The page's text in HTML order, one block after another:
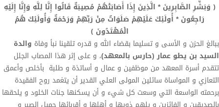
﴿ وَبَشِّرِ الصَّابِرِينَ * الَّذِينَ إِذَا أَصَابَتْهُمْ مُصِيبَةٌ قَالُوا إِنَّا لِلَّهِ وَإِنَّا إِلَيْهِ
رَاجِعُونَ * أُولَئِكَ عَلَيْهِمْ صَلَوَاتٌ مِنْ رَبِّهِمْ وَرَحْمَةٌ وَأُولَئِكَ هُمُ
الْمُهْتَدُونَ ﴾
ببالغ الحزن و الأسى و تسليما بقضاء الله و قدره تلقينا نبأ وفاة والدة
السيد بن يطو عمار (حارس بالمعهد)، و على إثر هذا المصاب الجلل
تتقدم أسرة المعهد من موظفين و عمال و أساتذة و طلبة بأخلص وأعمق
التعازي و المواساة سائلين المولى العلي القدير أن يتغمد روح الفقيدة
برحمته الواسعة التي وسعت كل شيء و أن يسكنها جنات الخلود و يلحقها